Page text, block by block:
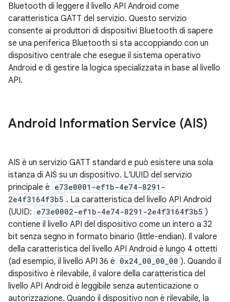
Bluetooth di leggere il livello API Android come
caratteristica GATT del servizio. Questo servizio
consente ai produttori di dispositivi Bluetooth di sapere
se una periferica Bluetooth si sta accoppiando con un
dispositivo centrale che esegue il sistema operativo
Android e di gestire la logica specializzata in base al livello
API.
Android Information Service (AIS)
AIS è un servizio GATT standard e può esistere una sola
istanza di AIS su un dispositivo. L'UUID del servizio
principale è e73e0001-ef1b-4e74-8291-
2e4f3164f3b5 . La caratteristica del livello API Android
(UUID: e73e0002-ef1b-4e74-8291-2e4f3164f3b5 )
contiene il livello API del dispositivo come un intero a 32
bit senza segno in formato binario (little-endian). Il valore
della caratteristica del livello API Android è lungo 4 ottetti
(ad esempio, il livello API 36 è 0x24_00_00_00 ). Quando il
dispositivo è rilevabile, il valore della caratteristica del
livello API Android è leggibile senza autenticazione o
autorizzazione. Quando il dispositivo non è rilevabile, la